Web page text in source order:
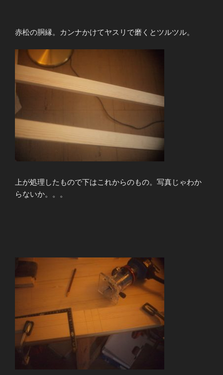
赤松の胴縁。カンナかけてヤスリで磨くとツルツル。
上が処理したもので下はこれからのもの。写真じゃわか
らないか。。。